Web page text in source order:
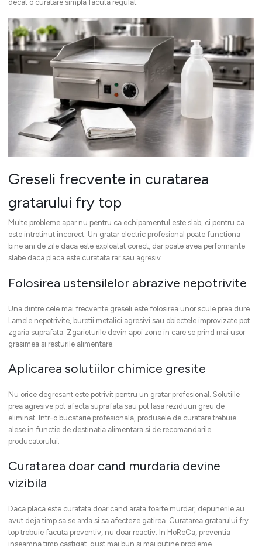
decat o curatare simpla facuta regulat.
Greseli frecvente in curatarea
gratarului fry top
Multe probleme apar nu pentru ca echipamentul este slab, ci pentru ca
este intretinut incorect. Un gratar electric profesional poate functiona
bine ani de zile daca este exploatat corect, dar poate avea performante
slabe daca placa este curatata rar sau agresiv.
Folosirea ustensilelor abrazive nepotrivite
Una dintre cele mai frecvente greseli este folosirea unor scule prea dure.
Lamele nepotrivite, buretii metalici agresivi sau obiectele improvizate pot
zgaria suprafata. Zgarieturile devin apoi zone in care se prind mai usor
grasimea si resturile alimentare.
Aplicarea solutiilor chimice gresite
Nu orice degresant este potrivit pentru un gratar profesional. Solutiile
prea agresive pot afecta suprafata sau pot lasa reziduuri greu de
eliminat. Intr-o bucatarie profesionala, produsele de curatare trebuie
alese in functie de destinatia alimentara si de recomandarile
producatorului.
Curatarea doar cand murdaria devine
vizibila
Daca placa este curatata doar cand arata foarte murdar, depunerile au
avut deja timp sa se arda si sa afecteze gatirea. Curatarea gratarului fry
top trebuie facuta preventiv, nu doar reactiv. In HoReCa, preventia
inseamna timp castigat, gust mai bun si mai putine probleme